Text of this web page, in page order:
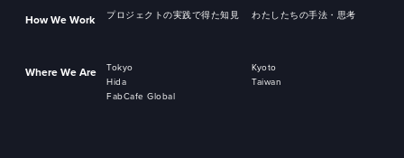
How We Work プロジェクトの実践で得た知見 わたしたちの手法・思考
Where We Are Tokyo
Kyoto
Hida
Taiwan
FabCafe Global